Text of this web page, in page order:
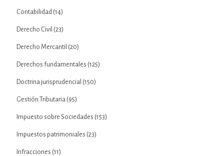
Contabilidad (14)
Derecho Civil (23)
Derecho Mercantil (20)
Derechos fundamentales (125)
Doctrina jurisprudencial (150)
Gestión Tributaria (95)
Impuesto sobre Sociedades (153)
Impuestos patrimoniales (23)
Infracciones (11)